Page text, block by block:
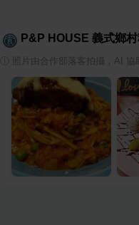
P&P HOUSE 義式鄉
照片由合作部落客拍攝，AI 協